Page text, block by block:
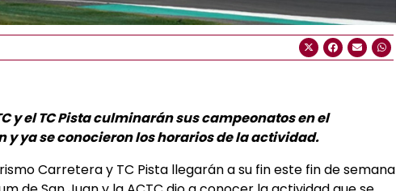
y el TC Pista culminarán sus campeonatos en el
y ya se conocieron los horarios de la actividad.
Carretera y TC Pista llegarán a su fin este fin de semana